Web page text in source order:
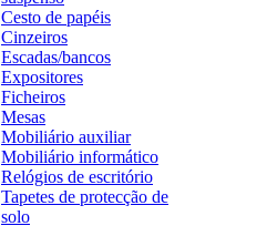
Cesto de papéis
Cinzeiros
Escadas/bancos
Expositores
Ficheiros
Mesas
Mobiliário auxiliar
Mobiliário informático
Relógios de escritório
Tapetes de protecção de
solo